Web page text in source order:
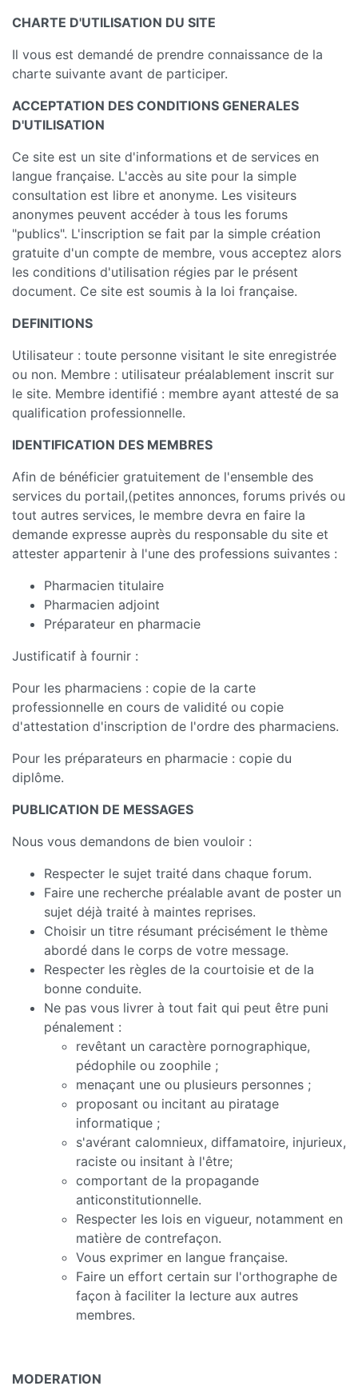
CHARTE D'UTILISATION DU SITE
Il vous est demandé de prendre connaissance de la
charte suivante avant de participer.
ACCEPTATION DES CONDITIONS GENERALES
D'UTILISATION
Ce site est un site d'informations et de services en
langue française. L'accès au site pour la simple
consultation est libre et anonyme. Les visiteurs
anonymes peuvent accéder à tous les forums
"publics". L'inscription se fait par la simple création
gratuite d'un compte de membre, vous acceptez alors
les conditions d'utilisation régies par le présent
document. Ce site est soumis à la loi française.
DEFINITIONS
Utilisateur : toute personne visitant le site enregistrée
ou non. Membre : utilisateur préalablement inscrit sur
le site. Membre identifié : membre ayant attesté de sa
qualification professionnelle.
IDENTIFICATION DES MEMBRES
Afin de bénéficier gratuitement de l'ensemble des
services du portail,(petites annonces, forums privés ou
tout autres services, le membre devra en faire la
demande expresse auprès du responsable du site et
attester appartenir à l'une des professions suivantes :
Pharmacien titulaire
Pharmacien adjoint
Préparateur en pharmacie
Justificatif à fournir :
Pour les pharmaciens : copie de la carte
professionnelle en cours de validité ou copie
d'attestation d'inscription de l'ordre des pharmaciens.
Pour les préparateurs en pharmacie : copie du
diplôme.
PUBLICATION DE MESSAGES
Nous vous demandons de bien vouloir :
Respecter le sujet traité dans chaque forum.
Faire une recherche préalable avant de poster un
sujet déjà traité à maintes reprises.
Choisir un titre résumant précisément le thème
abordé dans le corps de votre message.
Respecter les règles de la courtoisie et de la
bonne conduite.
Ne pas vous livrer à tout fait qui peut être puni
pénalement :
revêtant un caractère pornographique,
pédophile ou zoophile ;
menaçant une ou plusieurs personnes ;
proposant ou incitant au piratage
informatique ;
s'avérant calomnieux, diffamatoire, injurieux,
raciste ou insitant à l'être;
comportant de la propagande
anticonstitutionnelle.
Respecter les lois en vigueur, notamment en
matière de contrefaçon.
Vous exprimer en langue française.
Faire un effort certain sur l'orthographe de
façon à faciliter la lecture aux autres
membres.
MODERATION